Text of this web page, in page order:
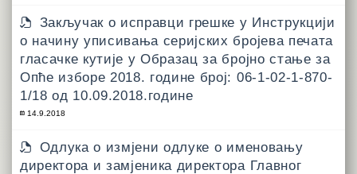
Закључак о исправци грешке у Инструкцији
о начину уписивања серијских бројева печата
гласачке кутије у Образац за бројно стање за
Опће изборе 2018. године број: 06-1-02-1-870-
1/18 од 10.09.2018.године
14.9.2018
Одлука о измјени одлуке о именовању
директора и замјеника директора Главног